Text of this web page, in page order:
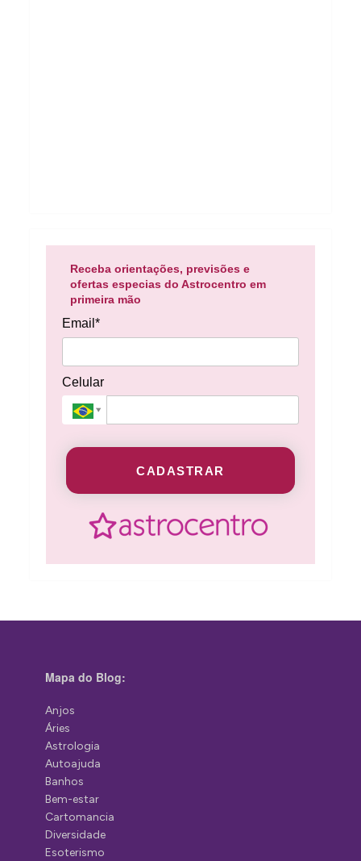
Receba orientações, previsões e
ofertas especias do Astrocentro em
primeira mão
Email*
Celular
CADASTRAR
Mapa do Blog:
Anjos
Áries
Astrologia
Autoajuda
Banhos
Bem-estar
Cartomancia
Diversidade
Esoterismo